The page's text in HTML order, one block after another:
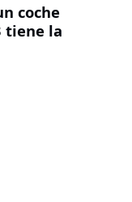
coche
tiene la